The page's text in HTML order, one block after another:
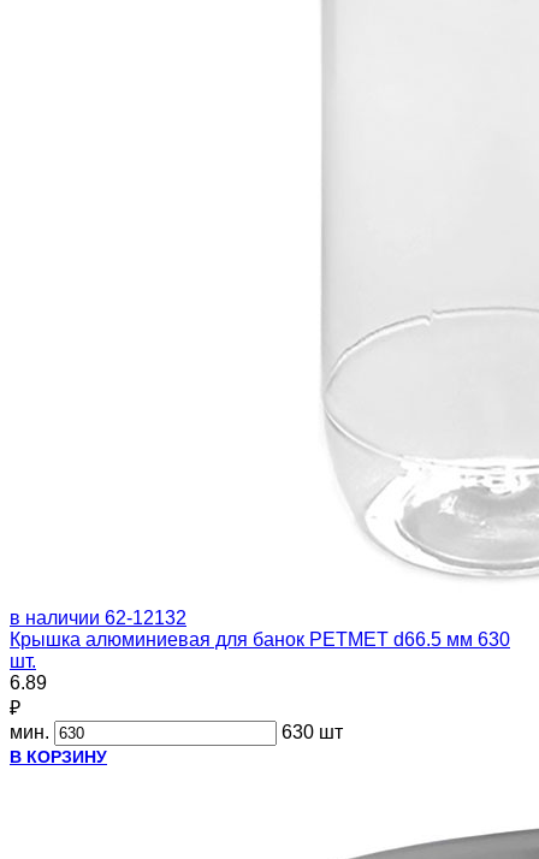
в наличии 62-12132
Крышка алюминиевая для банок PETMET d66.5 мм 630
шт.
6.89
₽
мин.
630 шт
В КОРЗИНУ